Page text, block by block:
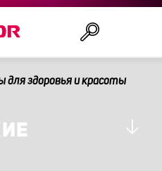
для здоровья и красоты